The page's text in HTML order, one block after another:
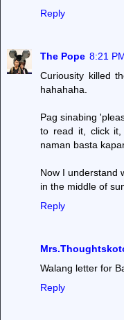
Reply
The Pope 8:21
Curiousity killed
hahahaha.
Pag sinabing
to read it, click
naman basta
Now I understand
in the middle of
Reply
Walang letter for
Reply